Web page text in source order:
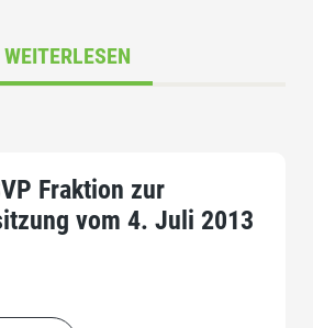
WEITERLESEN
Fraktion zur
vom 4. Juli 2013